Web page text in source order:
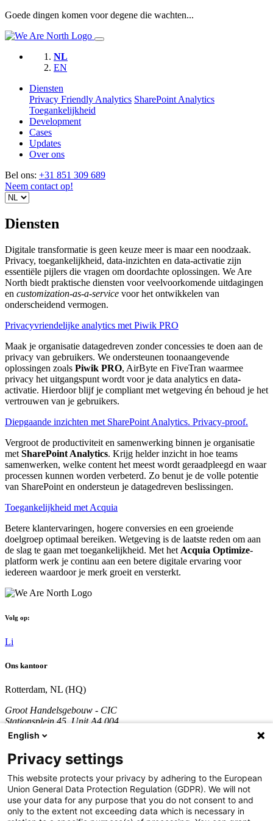
Goede dingen komen voor degene die wachten...
NL
EN
Diensten
Privacy Friendly Analytics SharePoint Analytics
Toegankelijkheid
Development
Cases
Updates
Over ons
Bel ons: +31 851 309 689
Neem contact op!
Diensten
Digitale transformatie is geen keuze meer is maar een noodzaak.
Privacy, toegankelijkheid, data-inzichten en data-activatie zijn
essentiële pijlers die vragen om doordachte oplossingen. We Are
North biedt praktische diensten voor veelvoorkomende uitdagingen
en customization-as-a-service voor het ontwikkelen van
onderscheidend vermogen.
Privacyvriendelijke analytics met Piwik PRO
Maak je organisatie datagedreven zonder concessies te doen aan de
privacy van gebruikers. We ondersteunen toonaangevende
oplossingen zoals Piwik PRO, AirByte en FiveTran waarmee
privacy het uitgangspunt wordt voor je data analytics en data-
activatie. Hierdoor blijf je compliant met wetgeving én behoud je het
vertrouwen van je gebruikers.
Diepgaande inzichten met SharePoint Analytics. Privacy-proof.
Vergroot de productiviteit en samenwerking binnen je organisatie
met SharePoint Analytics. Krijg helder inzicht in hoe teams
samenwerken, welke content het meest wordt geraadpleegd en waar
processen kunnen worden verbeterd. Zo benut je de volle potentie
van SharePoint en ondersteun je datagedreven beslissingen.
Toegankelijkheid met Acquia
Betere klantervaringen, hogere conversies en een groeiende
doelgroep optimaal bereiken. Wetgeving is de laatste reden om aan
de slag te gaan met toegankelijkheid. Met het Acquia Optimize-
platform werk je continu aan een betere digitale ervaring voor
iedereen waardoor je merk groeit en versterkt.
Volg op:
Li
Ons kantoor
Rotterdam, NL (HQ)
Groot Handelsgebouw - CIC
Stationsplein 45, Unit A4.004
3013 AK Rotterdam
Nederland
KVK nummer: 70361746
BTW nummer: NL858290996B01
Bel:+31 851 309 689
English
Privacy settings
This website protects your privacy by adhering to the European
Union General Data Protection Regulation (GDPR). We will not
use your data for any purpose that you do not consent to and
only to the extent not exceeding data which is necessary in